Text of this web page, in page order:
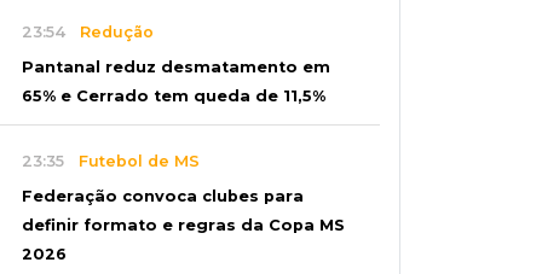
23:54 Redução
Pantanal reduz desmatamento em
65% e Cerrado tem queda de 11,5%
23:35 Futebol de MS
Federação convoca clubes para
definir formato e regras da Copa MS
2026